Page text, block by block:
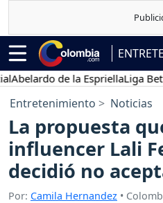
de la EspriellaLiga BetPlay
Entretenimiento Noticias
La propuesta
influencer Lali
decidió no
Por: Camila Hernandez •